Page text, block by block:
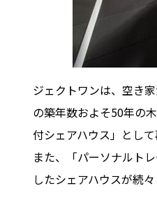
ジェクトワンは、空き
の築年数およそ50年の
付シェアハウス」とし
また、「パーソナルト
したシェアハウスが続